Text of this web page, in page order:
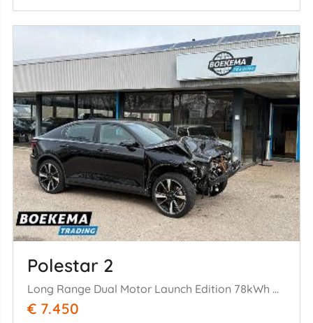
Polestar 2
Long Range Dual Motor Launch Edition 78kWh Harmann Kardon Memory Navigatie
€ 7.450